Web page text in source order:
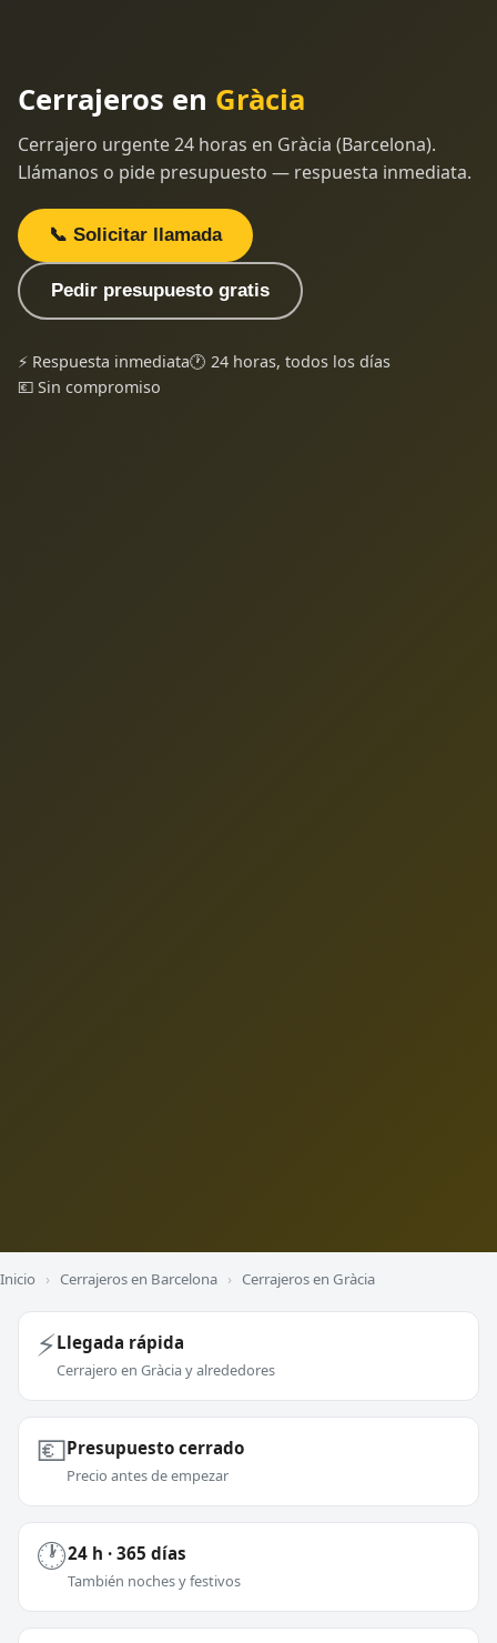
Cerrajeros en Gràcia
Cerrajero urgente 24 horas en Gràcia (Barcelona).
Llámanos o pide presupuesto — respuesta inmediata.
📞 Solicitar llamada
Pedir presupuesto gratis
⚡ Respuesta inmediata🕐 24 horas, todos los días
💶 Sin compromiso
Inicio › Cerrajeros en Barcelona › Cerrajeros en Gràcia
⚡Llegada rápida
Cerrajero en Gràcia y alrededores
💶Presupuesto cerrado
Precio antes de empezar
🕐24 h · 365 días
También noches y festivos